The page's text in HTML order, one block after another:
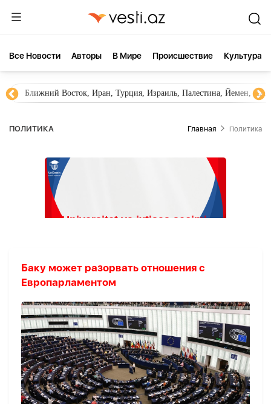
Все Новости Aвторы В Мире Происшествие Культура
Ближний Восток, Иран, Турция, Израиль, Палестина, Йемен,
ПОЛИТИКА Главная Политика
Баку может разорвать отношения с
Европарламентом